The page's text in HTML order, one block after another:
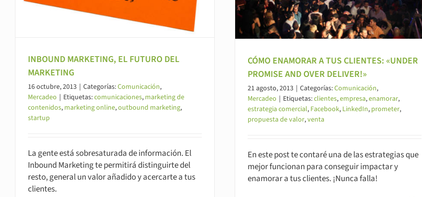
INBOUND MARKETING, EL FUTURO DEL
MARKETING
16 octubre, 2013 | Categorías:Comunicación,
Mercadeo | Etiquetas:comunicaciones, marketing de
contenidos, marketing online,outbound marketing,
startup
La gente está sobresaturada de información. El
Inbound Marketing te permitirá distinguirte del
resto, general un valor añadido y acercarte a tus
clientes.
CÓMO ENAMORAR A TUS CLIENTES: «UNDER
PROMISE AND OVER DELIVER!»
21 agosto, 2013 | Categorías:Comunicación,
Mercadeo | Etiquetas:clientes,empresa,enamorar,
estrategia comercial, Facebook, LinkedIn, prometer,
propuesta de valor,venta
En este post te contaré una de las estrategias que
mejor funcionan para conseguir impactar y
enamorar a tus clientes. ¡Nunca falla!